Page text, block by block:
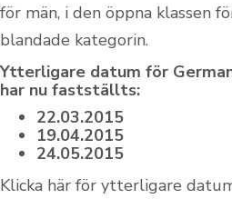
för män, i den öppna klassen
blandade kategorin.
Ytterligare datum för
har nu fastställts:
22.03.2015
19.04.2015
24.05.2015
Klicka här för ytterligare